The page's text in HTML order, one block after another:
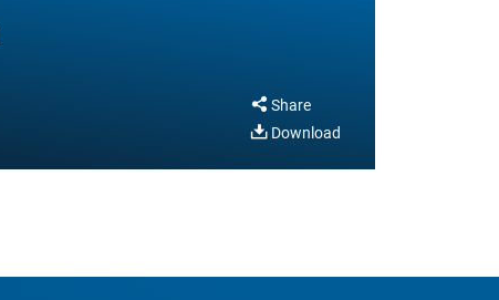
Share
Download